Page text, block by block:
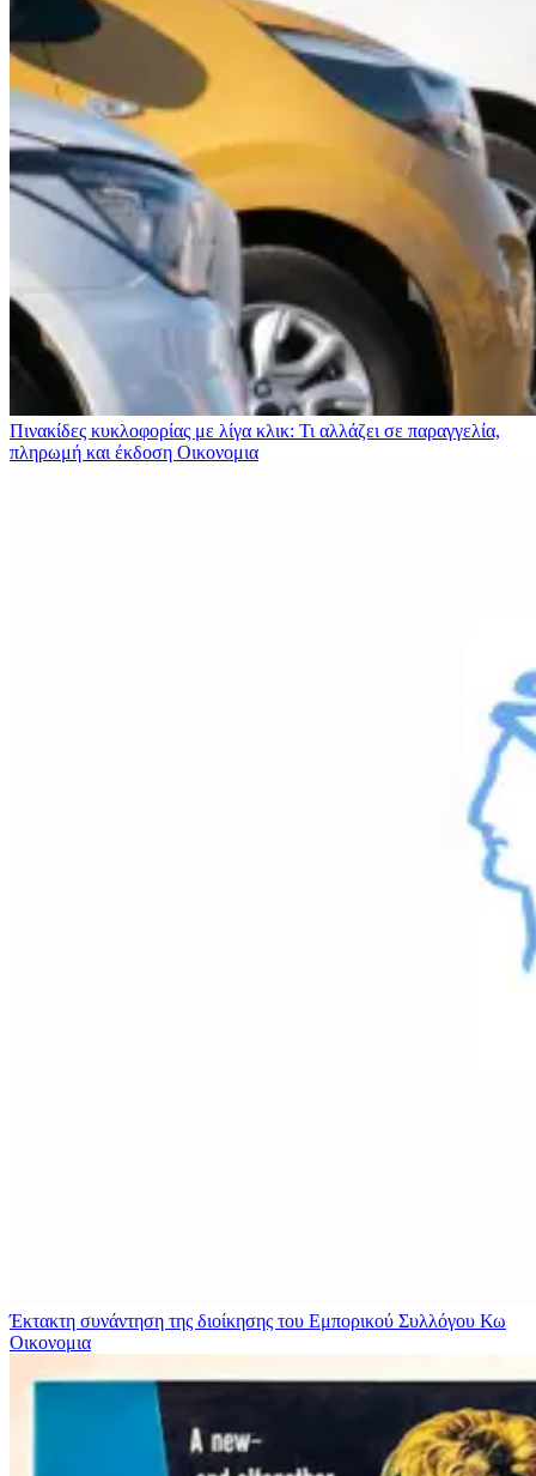
Πινακίδες κυκλοφορίας με λίγα κλικ: Τι αλλάζει σε παραγγελία,
πληρωμή και έκδοση Οικονομια
Έκτακτη συνάντηση της διοίκησης του Εμπορικού Συλλόγου Κω
Οικονομια